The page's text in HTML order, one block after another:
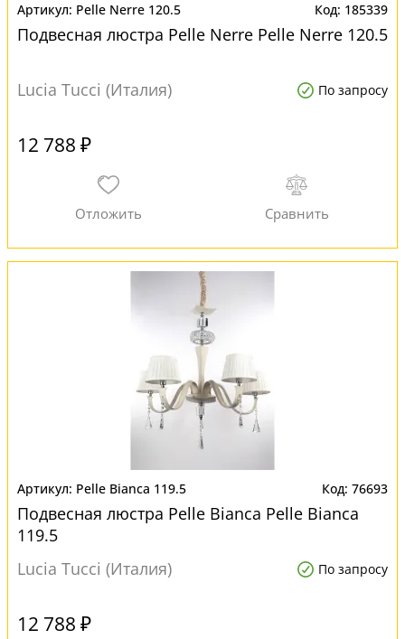
Pelle Nerre 120.5 185339
Подвесная люстра Pelle Nerre Pelle Nerre 120.5
Lucia Tucci (Италия) По запросу
12 788 ₽
Pelle Bianca 119.5 76693
Подвесная люстра Pelle Bianca Pelle Bianca
119.5
Lucia Tucci (Италия)
По запросу
12 788 ₽